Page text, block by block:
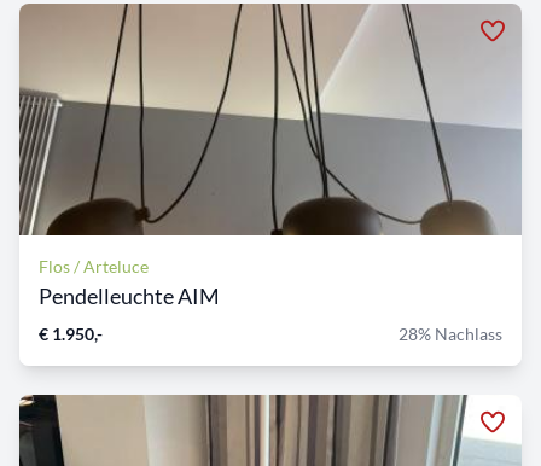
Flos / Arteluce
Pendelleuchte AIM
€ 1.950,- 28% Nachlass